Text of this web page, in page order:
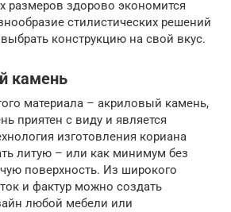
размеров здорово экономится
стилистических решений
конструкцию на свой вкус.
камень
материала – акриловый камень,
приятен с виду и является
изготовления кориана
литую – или как минимум без
поверхность. Из широкого
и фактур можно создать
любой мебели или